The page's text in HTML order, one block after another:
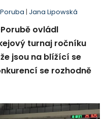
| Jana Lipowská
Porubě ovládl
turnaj ročníku
jsou na blížící se
se rozhodně